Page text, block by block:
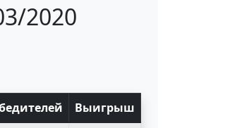
2020
едителей
Выигрыш